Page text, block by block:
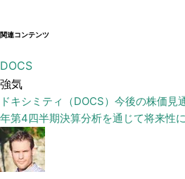
関連コンテンツ
DOCS
強気
ドキシミティ（DOCS）今後の株価
年第4四半期決算分析を通じて将来性